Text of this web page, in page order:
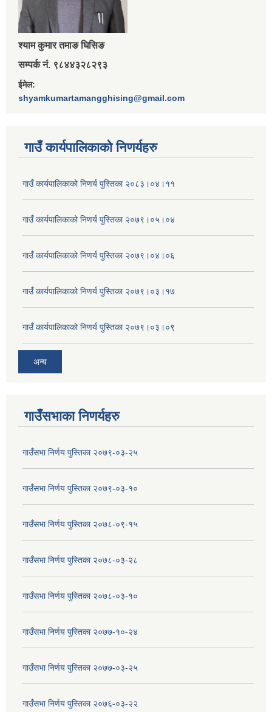
श्‍याम कुमार तमाङ घिसिङ
सम्पर्क नं. ९८४४३२८२९३
ईमेल:
shyamkumartamangghising@gmail.com
गाउँ कार्यपालिकाकाे निणर्यहरु
गाउँ कार्यपालिकाको निणर्य पुस्तिका २०८३।०४।११
गाउँ कार्यपालिकाको निणर्य पुस्तिका २०७९।०५।०४
गाउँ कार्यपालिकाको निणर्य पुस्तिका २०७९।०४।०६
गाउँ कार्यपालिकाको निणर्य पुस्तिका २०७९।०३।१७
गाउँ कार्यपालिकाको निणर्य पुस्तिका २०७९।०३।०९
अन्य
गाउँसभाका निणर्यहरु
गाउँसभा निर्णय पुस्तिका २०७९-०३-२५
गाउँसभा निर्णय पुस्तिका २०७९-०३-१०
गाउँसभा निर्णय पुस्तिका २०७८-०९-१५
गाउँसभा निर्णय पुस्तिका २०७८-०३-२८
गाउँसभा निर्णय पुस्तिका २०७८-०३-१०
गाउँसभा निर्णय पुस्तिका २०७७-१०-२४
गाउँसभा निर्णय पुस्तिका २०७७-०३-२५
गाउँसभा निर्णय पुस्तिका २०७६-०३-२२